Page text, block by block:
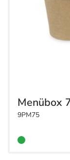
Menübox
9PM75